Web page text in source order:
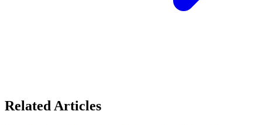
Related Articles